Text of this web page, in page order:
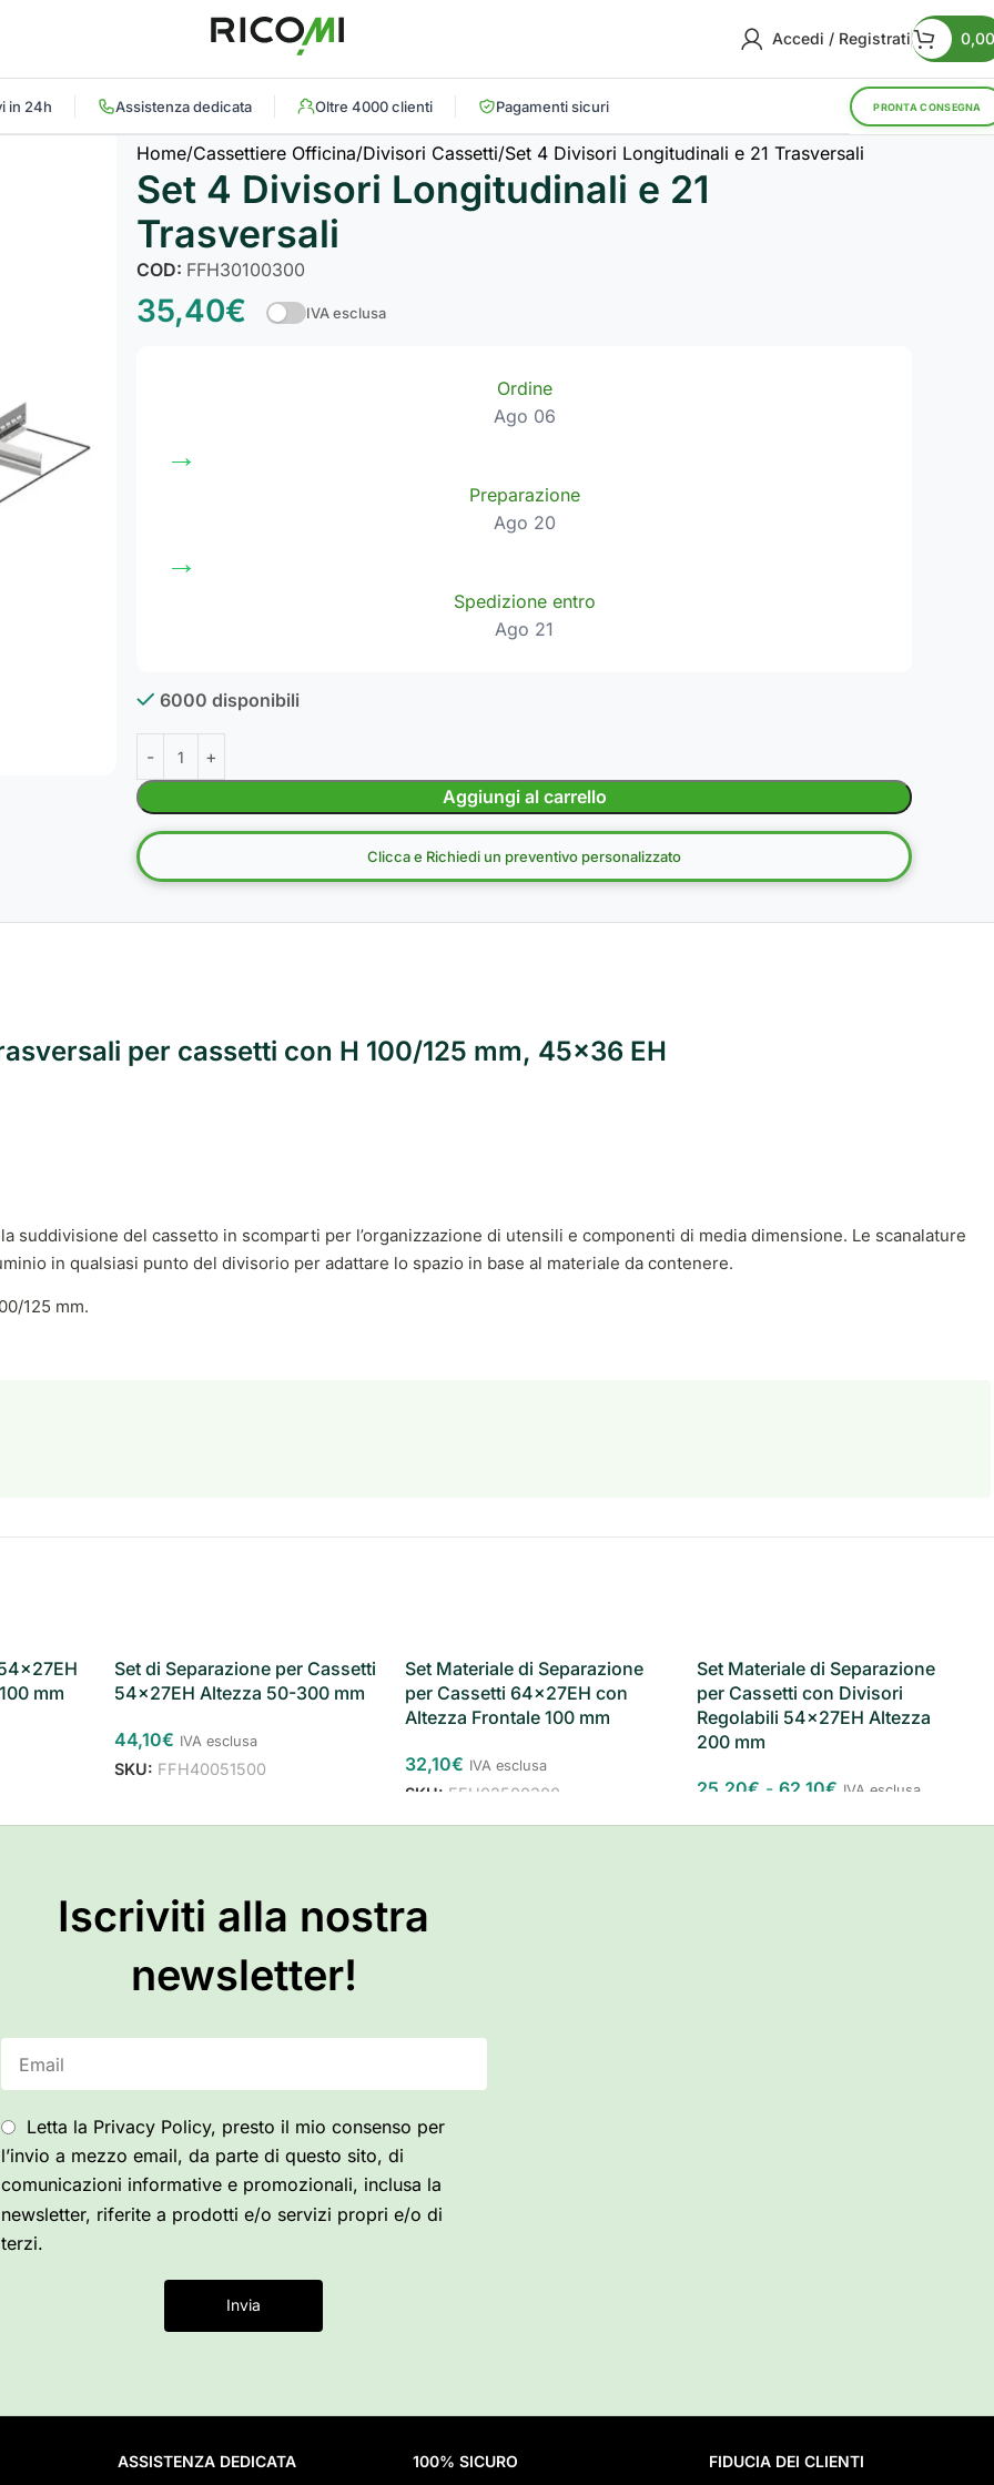
Accedi / Registrati 0,00
in 24h Assistenza dedicata Oltre 4000 clienti Pagamenti sicuri PRONTA CONSEGNA
Home Cassettiere Officina Divisori Cassetti Set 4 Divisori Longitudinali e 21 Trasversali
Set 4 Divisori Longitudinali e 21
Trasversali
COD: FFH30100300
35,40€ IVA esclusa
Ordine
Ago 06
→
Preparazione
Ago 20
→
Spedizione entro
Ago 21
6000 disponibili
Aggiungi al carrello
Clicca e Richiedi un preventivo personalizzato
per cassetti con H 100/125 mm, 45x36 EH
del cassetto in scomparti per l’organizzazione di utensili e componenti di media dimensione. Le scanalature
in qualsiasi punto del divisorio per adattare lo spazio in base al materiale da contenere.
125 mm.
mm
Set di Separazione per Cassetti
54x27EH Altezza 50-300 mm
44,10€ IVA esclusa
SKU: FFH40051500
Set Materiale di Separazione
per Cassetti 64x27EH con
Altezza Frontale 100 mm
32,10€ IVA esclusa
SKU: FFH02500300
Set Materiale di Separazione
per Cassetti con Divisori
Regolabili 54x27EH Altezza
200 mm
25,20€ - 62,10€ IVA esclusa
Iscriviti alla nostra
newsletter!
Letta la Privacy Policy, presto il mio consenso per
l’invio a mezzo email, da parte di questo sito, di
comunicazioni informative e promozionali, inclusa la
newsletter, riferite a prodotti e/o servizi propri e/o di
terzi.
Invia
ASSISTENZA DEDICATA 100% SICURO FIDUCIA DEI CLIENTI